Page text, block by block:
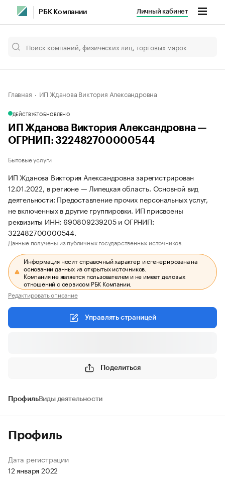
РБК Компании Личный кабинет
Главная ИП Жданова Виктория Александровна
ДЕЙСТВУЕТОБНОВЛЕНО
ИП Жданова Виктория Александровна —
ОГРНИП: 322482700000544
Бытовые услуги
ИП Жданова Виктория Александровна зарегистрирован
12.01.2022, в регионе — Липецкая область. Основной вид
деятельности: Предоставление прочих персональных услуг,
не включенных в другие группировки. ИП присвоены
реквизиты ИНН: 690809239205 и ОГРНИП:
322482700000544.
Данные получены из публичных государственных источников.
Информация носит справочный характер и сгенерирована на
основании данных из открытых источников.
Компания не является пользователем и не имеет деловых
отношений с сервисом РБК Компании.
Редактировать описание
Управлять страницей
Поделиться
ПрофильВиды деятельности
Профиль
Дата регистрации
12 января 2022